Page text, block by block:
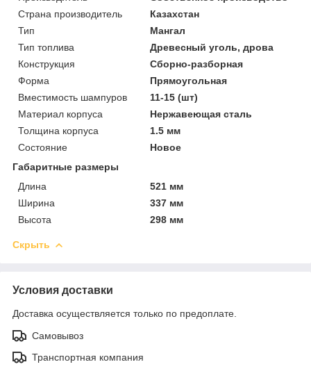
Страна производитель
Казахстан
Тип
Мангал
Тип топлива
Древесный уголь, дрова
Конструкция
Сборно-разборная
Форма
Прямоугольная
Вместимость шампуров
11-15 (шт)
Материал корпуса
Нержавеющая сталь
Толщина корпуса
1.5 мм
Состояние
Новое
Габаритные размеры
Длина
521 мм
Ширина
337 мм
Высота
298 мм
Скрыть
Условия доставки
Доставка осуществляется только по предоплате.
Самовывоз
Транспортная компания